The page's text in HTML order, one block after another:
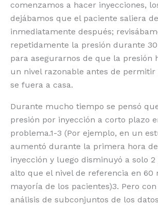
comenzamos a hacer inyecciones,
dejábamos que el paciente saliera
inmediatamente después;
repetidamente la presión durante
para asegurarnos de que la presión
un nivel razonable antes de permitir
se fuera a casa.
Durante mucho tiempo se pensó
presión por inyección a corto plazo
problema.1-3 (Por ejemplo, en un
aumentó durante la primera hora
inyección y luego disminuyó a solo
alto que el nivel de referencia en 60
mayoría de los pacientes)3. Pero
análisis de subconjuntos de los